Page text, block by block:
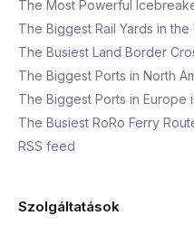
The Most Powerful
The Biggest Rail Yards in
The Busiest Land Border
The Biggest Ports in North
The Biggest Ports in Europe
The Busiest RoRo Ferry
RSS feed
Szolgáltatások